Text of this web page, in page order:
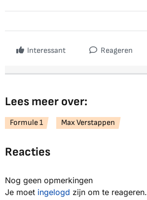
Interessant Reageren
Lees meer over:
Formule 1 Max Verstappen
Reacties
Nog geen opmerkingen
Je moet ingelogd zijn om te reageren.